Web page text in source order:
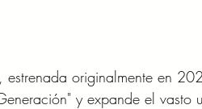
estrenada originalmente en
y expande el vasto